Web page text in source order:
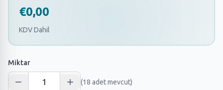
€0,00
KDV Dahil
Miktar
(18 adet mevcut)